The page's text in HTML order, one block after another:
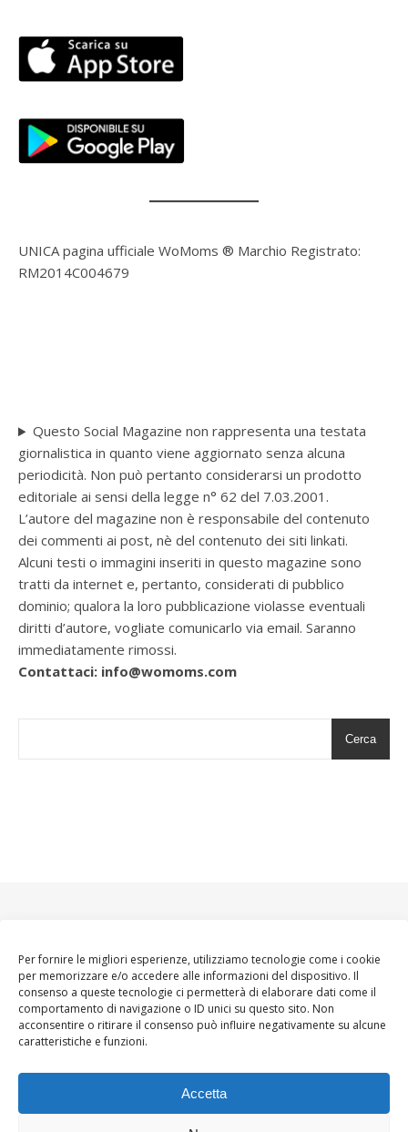
Per fornire le migliori esperienze, utilizziamo tecnologie come i cookie
per memorizzare e/o accedere alle informazioni del dispositivo. Il
consenso a queste tecnologie ci permetterà di elaborare dati come il
comportamento di navigazione o ID unici su questo sito. Non
acconsentire o ritirare il consenso può influire negativamente su alcune
caratteristiche e funzioni.
Accetta
UNICA pagina ufficiale WoMoms ® Marchio Registrato:
RM2014C004679
Questo Social Magazine non rappresenta una testata
giornalistica in quanto viene aggiornato senza alcuna
periodicità. Non può pertanto considerarsi un prodotto
editoriale ai sensi della legge n° 62 del 7.03.2001.
L’autore del magazine non è responsabile del contenuto
dei commenti ai post, nè del contenuto dei siti linkati.
Alcuni testi o immagini inseriti in questo magazine sono
tratti da internet e, pertanto, considerati di pubblico
dominio; qualora la loro pubblicazione violasse eventuali
diritti d’autore, vogliate comunicarlo via email. Saranno
immediatamente rimossi.
Contattaci: info@womoms.com
Cerca